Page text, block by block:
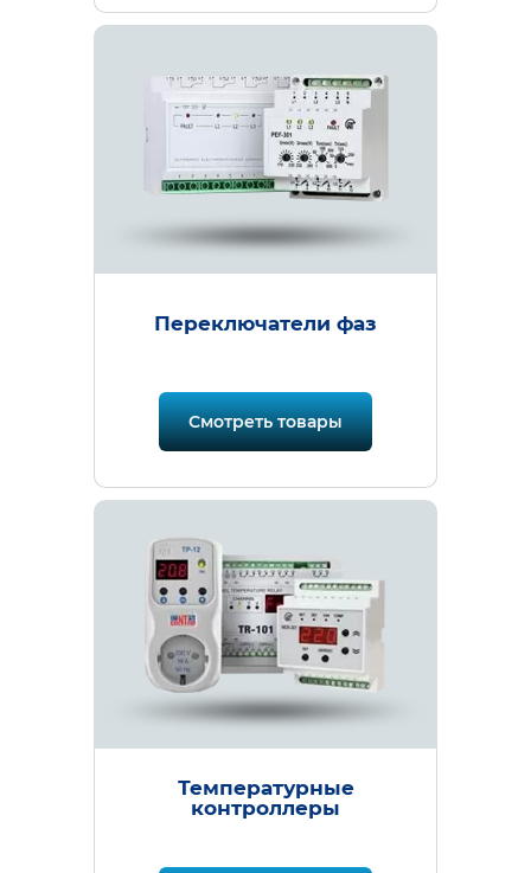
Переключатели фаз
Смотреть товары
Температурные
контроллеры